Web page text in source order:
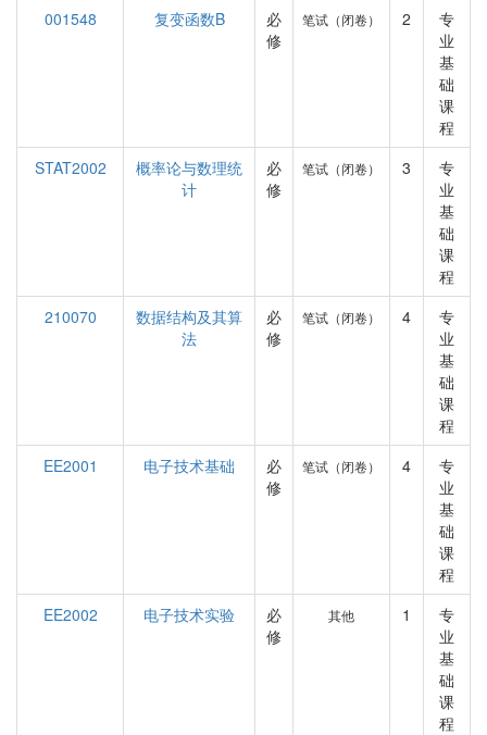
001548 复变函数B
必
修
笔试（闭卷） 2
专
业
基
础
课
程
STAT2002
概率论与数理统
计
必
修
笔试（闭卷） 3
专
业
基
础
课
程
210070
数据结构及其算
法
必
修
笔试（闭卷） 4
专
业
基
础
课
程
EE2001
电子技术基础
必
修
笔试（闭卷） 4
专
业
基
础
课
程
EE2002
电子技术实验
必
修
其他 1
专
业
基
础
课
程